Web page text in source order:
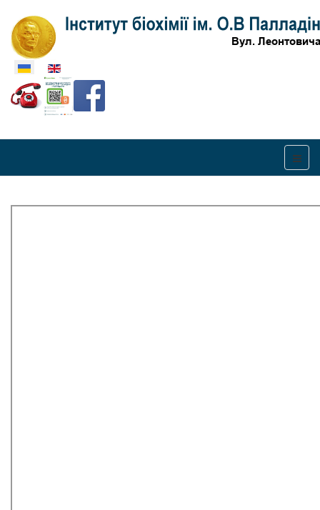
Оберіть свою мову